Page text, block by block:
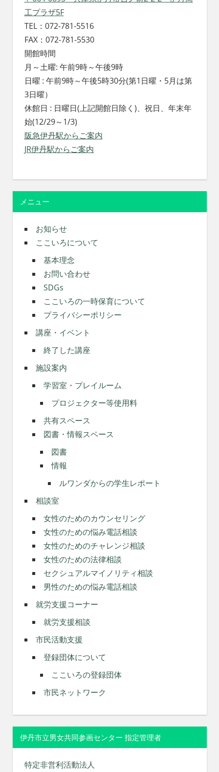
工プラザ5F
TEL：072-781-5516
FAX：072-781-5530
開館時間
月～土曜: 午前9時～午後9時
日曜 : 午前9時～午後5時30分(第1日曜・5月は第
3日曜）
休館日 : 日曜日(上記開館日除く)、祝日、年末年
始(12/29～1/3)
阪急伊丹駅からご案内
JR伊丹駅からご案内
メニュー
お知らせ
ここいろについて
基本理念
お問い合わせ
SDGs
ここいろの一時保育について
プライバシーポリシー
講座・イベント
終了した講座
施設案内
学習室・プレイルーム
プロジェクター等使用料
共有スペース
図書・情報スペース
図書
情報
ルワンダからの学生レポート
相談室
女性のためのカウンセリング
女性のための悩み電話相談
女性のためのチャレンジ相談
女性のための法律相談
セクシュアルマイノリティ相談
男性のための悩み電話相談
就労支援コーナー
就労支援相談
市民活動支援
登録団体について
ここいろの登録団体
市民ネットワーク
伊丹市立男女共同参画センター 指定管理者
特定非営利活動法人